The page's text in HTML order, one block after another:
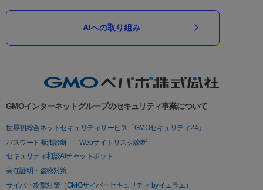
AIへの取り組み
GMOインターネットグループのセキュリティ事業について
世界初総合ネットセキュリティサービス「GMOセキュリティ24」
パスワード漏洩診断
Webサイトリスク診断
セキュリティ相談AIチャットボット
実在証明・盗聴対策
サイバー攻撃対策（GMOサイバーセキュリティ byイエラエ）